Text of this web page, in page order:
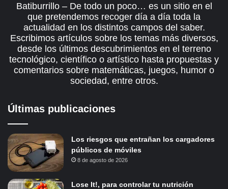
Batiburrillo – De todo un poco… es un sitio en el
que pretendemos recoger día a día toda la
actualidad en los distintos campos del saber.
Escribimos artículos sobre los temas más diversos,
desde los últimos descubrimientos en el terreno
tecnológico, científico o artístico hasta propuestas y
comentarios sobre matemáticas, juegos, humor o
sociedad, entre otros.
Últimas publicaciones
Los riesgos que entrañan los cargadores
públicos de móviles
8 de agosto de 2026
Lose It!, para controlar tu nutrición